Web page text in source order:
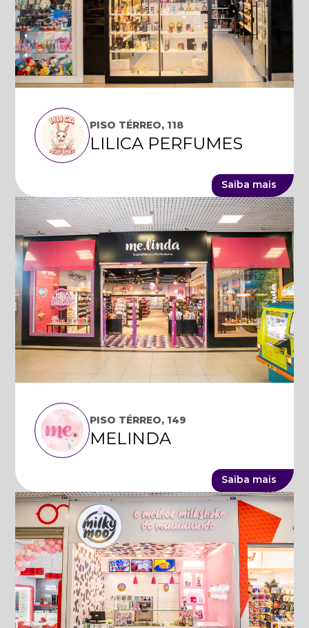
PISO TÉRREO, 118
LILICA PERFUMES
Saiba mais
PISO TÉRREO, 149
MELINDA
Saiba mais